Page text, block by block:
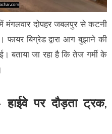
मंगलवार दोपहर जबलपुर से कटनी
बिग्रेड द्वारा आग बुझाने की
बताया जा रहा है कि तेज गर्मी के
पर दौड़ता ट्रक,